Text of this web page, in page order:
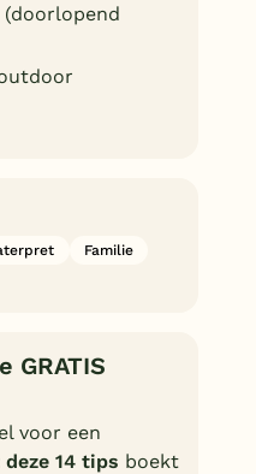
Familie
GRATIS
voor een
deze 14 tips boekt